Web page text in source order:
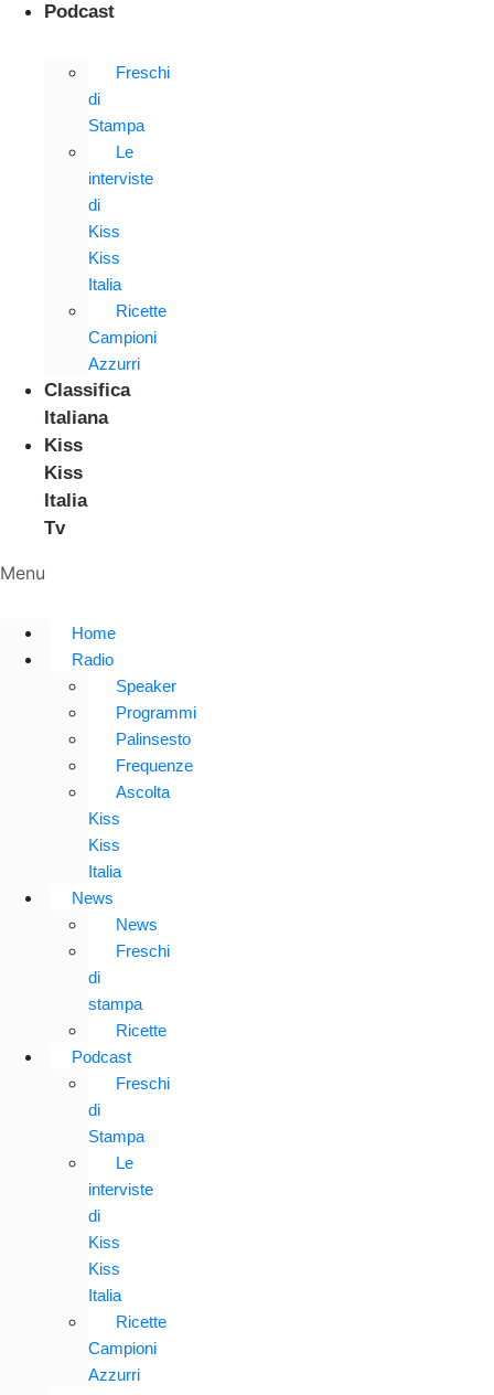
Podcast
Freschi
di
Stampa
Le
interviste
di
Kiss
Kiss
Italia
Ricette
Campioni
Azzurri
Classifica
Italiana
Kiss
Kiss
Italia
Tv
Menu
Home
Radio
Speaker
Programmi
Palinsesto
Frequenze
Ascolta
Kiss
Kiss
Italia
News
News
Freschi
di
stampa
Ricette
Podcast
Freschi
di
Stampa
Le
interviste
di
Kiss
Kiss
Italia
Ricette
Campioni
Azzurri